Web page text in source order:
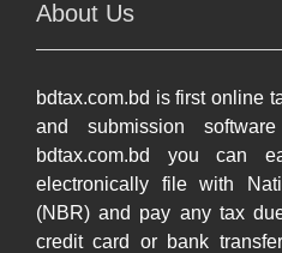
About Us
bdtax.com.bd is first online
and submission
bdtax.com.bd you can
electronically file with
(NBR) and pay any tax
credit card or bank